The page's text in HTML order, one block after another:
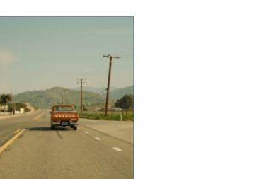
frem, men om
Tandemcyklen har i
mange år vær...